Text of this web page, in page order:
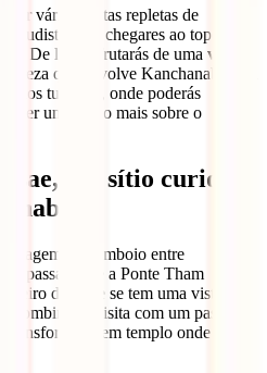
por várias grutas repletas de
budistas, até chegares ao topo, a
De lá, desfrutarás de uma vista
que envolve Kanchanaburi. A
turístico, onde poderás
um pouco mais sobre o
um sítio curioso
viagem de comboio entre
passa sobre a Ponte Tham
de onde se tem uma vista
combinar a visita com um passeio a
transformada em templo onde se